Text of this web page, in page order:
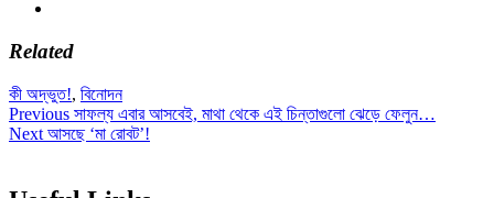
Related
কী অদ্ভুত!, বিনোদন
Post
navigation
Previous Previous
post:
সাফল্য এবার আসবেই, মাথা থেকে এই চিন্তাগুলো ঝেড়ে ফেলুন…
Next Next
আসছে ‘মা রোবট’!